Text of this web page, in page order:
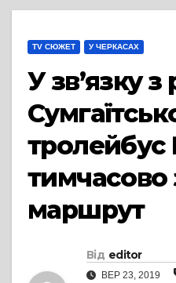
TV СЮЖЕТ У ЧЕРКАСАХ
У зв’язку
тимчасово
маршрут
Від editor
ВЕР 23, 2019